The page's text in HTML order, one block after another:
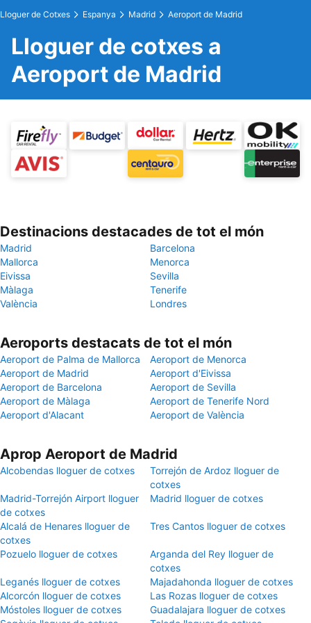
Lloguer de Cotxes Espanya Madrid Aeroport de Madrid
Lloguer de cotxes a
Aeroport de Madrid
Destinacions destacades de tot el món
Madrid
Barcelona
Mallorca
Menorca
Eivissa
Sevilla
Màlaga
Tenerife
València
Londres
Aeroports destacats de tot el món
Aeroport de Palma de Mallorca
Aeroport de Menorca
Aeroport de Madrid
Aeroport d'Eivissa
Aeroport de Barcelona
Aeroport de Sevilla
Aeroport de Màlaga
Aeroport de Tenerife Nord
Aeroport d'Alacant
Aeroport de València
Aprop Aeroport de Madrid
Alcobendas lloguer de cotxes
Torrejón de Ardoz lloguer de
cotxes
Madrid-Torrejón Airport lloguer
de cotxes
Madrid lloguer de cotxes
Alcalá de Henares lloguer de
cotxes
Tres Cantos lloguer de cotxes
Pozuelo lloguer de cotxes
Arganda del Rey lloguer de
cotxes
Leganés lloguer de cotxes
Majadahonda lloguer de cotxes
Alcorcón lloguer de cotxes
Las Rozas lloguer de cotxes
Móstoles lloguer de cotxes
Guadalajara lloguer de cotxes